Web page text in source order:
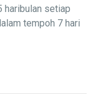
haribulan setiap
tempoh 7 hari